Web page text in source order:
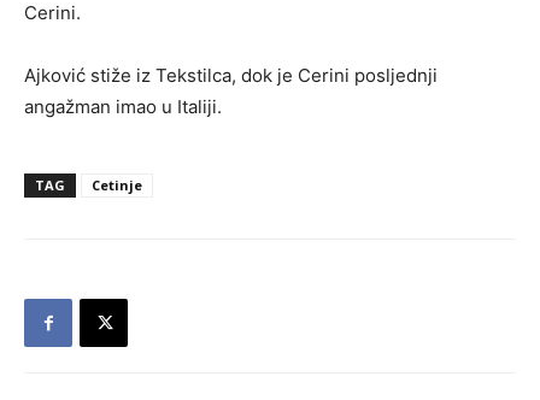
Cerini.
Ajković stiže iz Tekstilca, dok je Cerini posljednji
angažman imao u Italiji.
TAG Cetinje